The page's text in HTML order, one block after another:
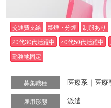
交通費支給 禁煙・分煙 制服あり
20代30代活躍中
40代50代活躍中
勤務地固定
募集職種 医療系｜医療
雇用形態 派遣